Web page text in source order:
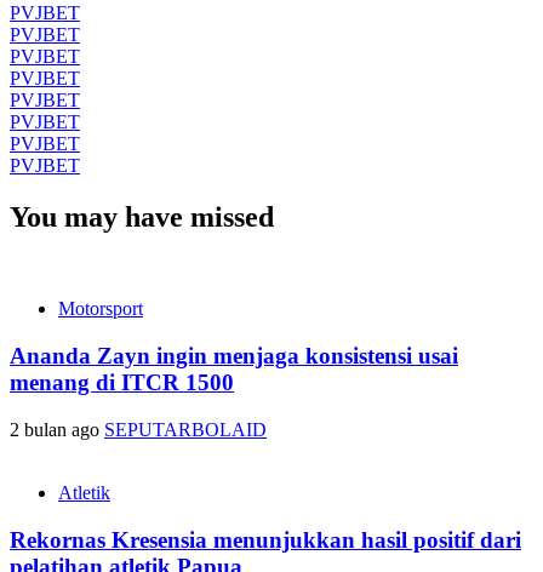
PVJBET
PVJBET
PVJBET
PVJBET
PVJBET
PVJBET
PVJBET
PVJBET
You may have missed
Motorsport
Ananda Zayn ingin menjaga konsistensi usai
menang di ITCR 1500
2 bulan ago SEPUTARBOLAID
Atletik
Rekornas Kresensia menunjukkan hasil positif dari
pelatihan atletik Papua